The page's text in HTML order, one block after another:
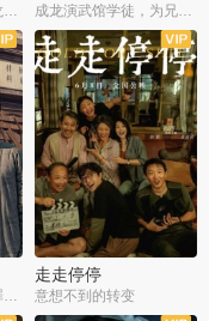
师兄被迫打假赛，阿龙追查斗黑帮 成龙演武馆学徒，为兄搏命战黑道
南京沦陷，百姓守护罪证底片
走走停停
意想不到的转变